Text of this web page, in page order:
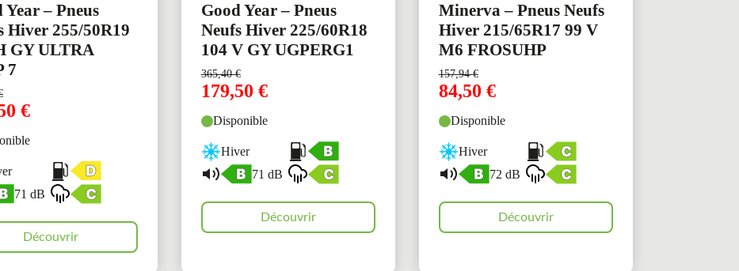
Year – Pneus
Hiver 255/50R19
GY ULTRA
7
€
71 dB
Découvrir
Good Year – Pneus
Neufs Hiver 225/60R18
104 V GY UGPERG1
365,40€
179,50 €
Disponible
Hiver
71 dB
Découvrir
Minerva – Pneus Neufs
Hiver 215/65R17 99 V
M6 FROSUHP
157,94€
84,50 €
Disponible
Hiver
72 dB
Découvrir